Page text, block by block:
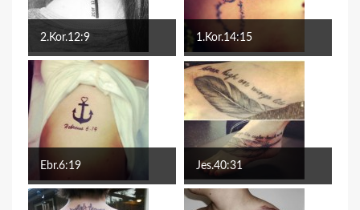
2.Kor.12:9 1.Kor.14:15
Ebr.6:19 Jes.40:31